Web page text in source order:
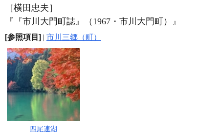
［横田忠夫］
『『市川大門町誌』（1967・市川大門町）』
[参照項目] | 市川三郷（町）
四尾連湖